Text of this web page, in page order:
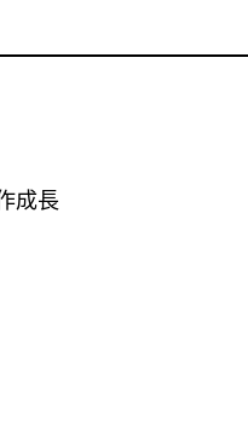
成長